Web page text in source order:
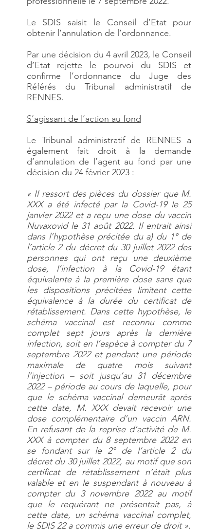
Le SDIS saisit le Conseil d’Etat pour
obtenir l’annulation de l’ordonnance.
Par une décision du 4 avril 2023, le Conseil
d’Etat rejette le pourvoi du SDIS et
confirme l’ordonnance du Juge des
Référés du Tribunal administratif de
RENNES.
S’agissant de l’action au fond
Le Tribunal administratif de RENNES a
également fait droit à la demande
d’annulation de l’agent au fond par une
décision du 24 février 2023 :
« Il ressort des pièces du dossier que M.
XXX a été infecté par la Covid-19 le 25
janvier 2022 et a reçu une dose du vaccin
Nuvaxovid le 31 août 2022. Il entrait ainsi
dans l’hypothèse précitée du a) du 1° de
l’article 2 du décret du 30 juillet 2022 des
personnes qui ont reçu une deuxième
dose, l’infection à la Covid-19 étant
équivalente à la première dose sans que
les dispositions précitées limitent cette
équivalence à la durée du certificat de
rétablissement. Dans cette hypothèse, le
schéma vaccinal est reconnu comme
complet sept jours après la dernière
infection, soit en l’espèce à compter du 7
septembre 2022 et pendant une période
maximale de quatre mois suivant
l’injection – soit jusqu’au 31 décembre
2022 – période au cours de laquelle, pour
que le schéma vaccinal demeurât après
cette date, M. XXX devait recevoir une
dose complémentaire d’un vaccin ARN.
En refusant de la reprise d’activité de M.
XXX à compter du 8 septembre 2022 en
se fondant sur le 2° de l’article 2 du
décret du 30 juillet 2022, au motif que son
certificat de rétablissement n’était plus
valable et en le suspendant à nouveau à
compter du 3 novembre 2022 au motif
que le requérant ne présentait pas, à
cette date, un schéma vaccinal complet,
le SDIS 22 a commis une erreur de droit ».